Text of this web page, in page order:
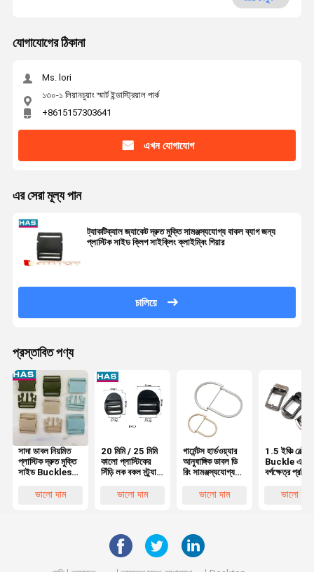
যোগাযোগের ঠিকানা
Ms. lori
১৩০-১ লিয়ানচুয়াং স্মার্ট ইন্ডাস্ট্রিয়াল পার্ক
+8615157303641
এখন যোগাযোগ
এর সেরা মূল্য পান
ট্যাকটিক্যাল জ্যাকেট দ্রুত মুক্তি সামঞ্জস্যযোগ্য বাকল ব্যাগ জন্য
প্লাস্টিক সাইড ক্লিপ সাইক্লিং ক্লাইম্বিং গিয়ার
চালিয়ে
প্রস্তাবিত পণ্য
সাদা ডাবল নিয়মিত
প্লাস্টিক দ্রুত মুক্তি
সাইড Buckles
ভালো দাম
20 মিমি / 25 মিমি
কালো প্লাস্টিকের
সিঁড়ি লক বকল স্ট্র্যাপ
ভালো দাম
গার্মেন্টস হার্ডওয়্যার
আনুষাঙ্গিক ডাবল ডি
রিং সামঞ্জস্যযোগ্য
পোশাক ব্যাগ
ভালো দাম
1.5 ইঞ্চি বেল্ট
Buckle একক
বর্গক্ষেত্র
জন্য মহিলা বেল্ট
ভালো দাম